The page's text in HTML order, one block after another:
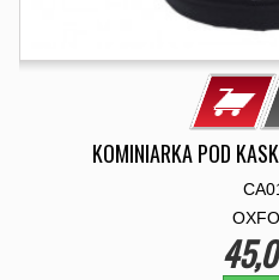
KOMINIARKA POD